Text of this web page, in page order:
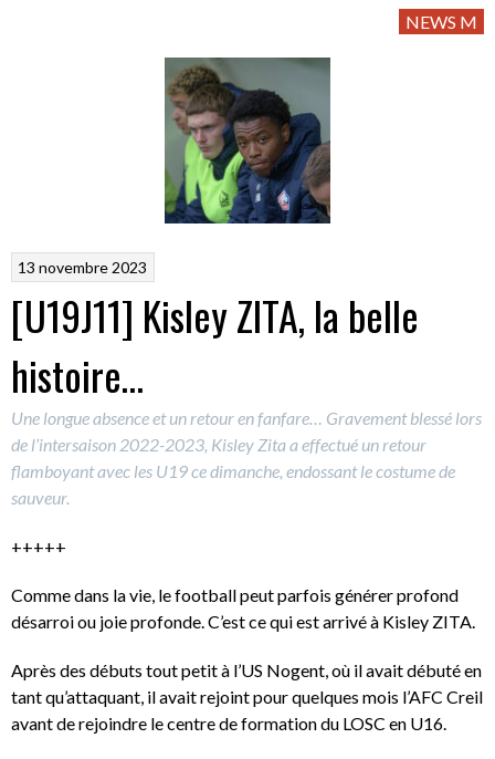
NEWS M
13 novembre 2023
[U19J11] Kisley ZITA, la belle
histoire…
Une longue absence et un retour en fanfare… Gravement blessé lors
de l’intersaison 2022-2023, Kisley Zita a effectué un retour
flamboyant avec les U19 ce dimanche, endossant le costume de
sauveur.
+++++
Comme dans la vie, le football peut parfois générer profond
désarroi ou joie profonde. C’est ce qui est arrivé à Kisley ZITA.
Après des débuts tout petit à l’US Nogent, où il avait débuté en
tant qu’attaquant, il avait rejoint pour quelques mois l’AFC Creil
avant de rejoindre le centre de formation du LOSC en U16.